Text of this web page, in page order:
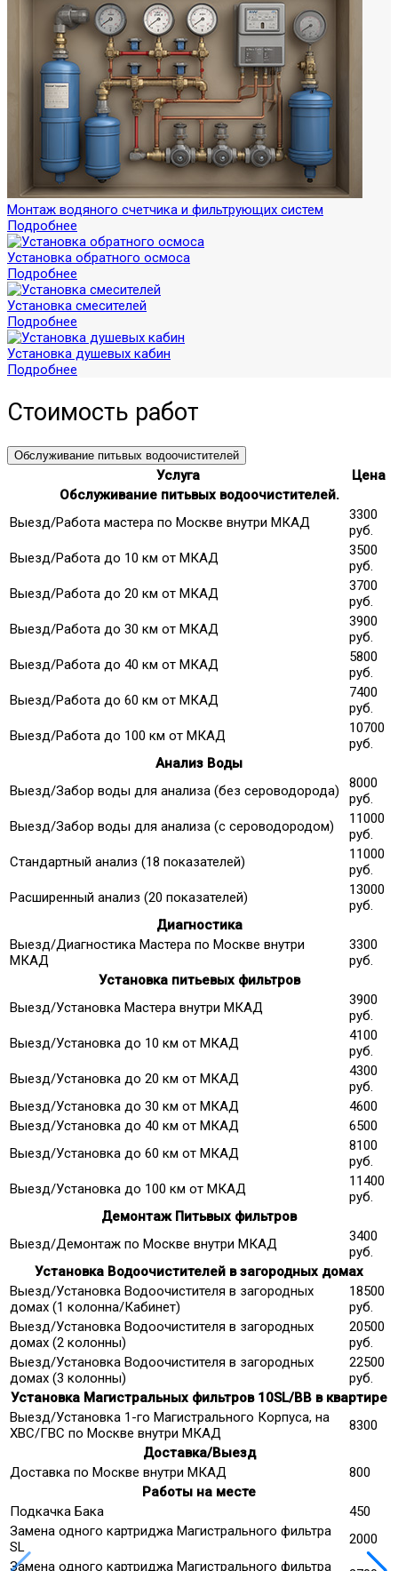
Монтаж водяного счетчика и фильтрующих систем
Подробнее
Установка обратного осмоса
Подробнее
Установка смесителей
Подробнее
Установка душевых кабин
Подробнее
Стоимость работ
Обслуживание питьвых водоочистителей
Услуга
Цена
Обслуживание питьвых водоочистителей.
Выезд/Работа мастера по Москве внутри МКАД
3300
руб.
Выезд/Работа до 10 км от МКАД
3500
руб.
Выезд/Работа до 20 км от МКАД
3700
руб.
Выезд/Работа до 30 км от МКАД
3900
руб.
Выезд/Работа до 40 км от МКАД
5800
руб.
Выезд/Работа до 60 км от МКАД
7400
руб.
Выезд/Работа до 100 км от МКАД
10700
руб.
Анализ Воды
Выезд/Забор воды для анализа (без сероводорода)
8000
руб.
Выезд/Забор воды для анализа (с сероводородом)
11000
руб.
Стандартный анализ (18 показателей)
11000
руб.
Расширенный анализ (20 показателей)
13000
руб.
Диагностика
Выезд/Диагностика Мастера по Москве внутри
МКАД
3300
руб.
Установка питьевых фильтров
Выезд/Установка Мастера внутри МКАД
3900
руб.
Выезд/Установка до 10 км от МКАД
4100
руб.
Выезд/Установка до 20 км от МКАД
4300
руб.
Выезд/Установка до 30 км от МКАД
4600
Выезд/Установка до 40 км от МКАД
6500
Выезд/Установка до 60 км от МКАД
8100
руб.
Выезд/Установка до 100 км от МКАД
11400
руб.
Демонтаж Питьвых фильтров
Выезд/Демонтаж по Москве внутри МКАД
3400
руб.
Установка Водоочистителей в загородных домах
Выезд/Установка Водоочистителя в загородных
домах (1 колонна/Кабинет)
18500
руб.
Выезд/Установка Водоочистителя в загородных
домах (2 колонны)
20500
руб.
Выезд/Установка Водоочистителя в загородных
домах (3 колонны)
22500
руб.
Установка Магистральных фильтров 10SL/ВВ в квартире
Выезд/Установка 1-го Магистрального Корпуса, на
ХВС/ГВС по Москве внутри МКАД
8300
Доставка/Выезд
Доставка по Москве внутри МКАД
800
Работы на месте
Подкачка Бака
450
Замена одного картриджа Магистрального фильтра
SL
2000
Замена одного картриджа Магистрального фильтра